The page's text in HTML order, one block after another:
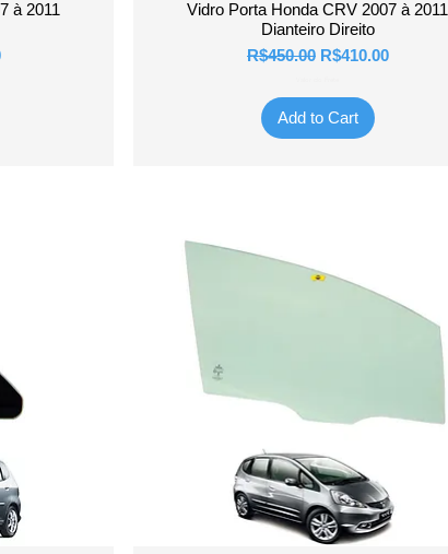
à 2011
Quick View
Vidro Porta Honda CRV 2007 à 2011
Dianteiro Direito
Regular Price
R$450.00 Sale Price
R$410.00
Add to Cart